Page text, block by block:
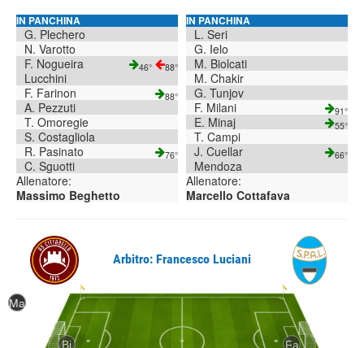
IN PANCHINA
G. Plechero
N. Varotto
F. Nogueira
Lucchini
46° 88°
F. Farinon 88°
A. Pezzuti
T. Omoregie
S. Costagliola
R. Pasinato
76°
C. Sguotti
Allenatore:
Massimo Beghetto
IN PANCHINA
L. Seri
G. Ielo
M. Biolcati
M. Chakir
G. Tunjov
F. Milani
91°
E. Minaj 55°
T. Campi
J. Cuellar
Mendoza
66°
Allenatore:
Marcello Cottafava
Arbitro: Francesco Luciani
Bi Fa
Ve
Pe
Za
Fa
Bo
Ni
Ro
Sa
To
Ri
Vo
Al
St
Gi
Pa
Ba
Co
Sp
Mc
Ma